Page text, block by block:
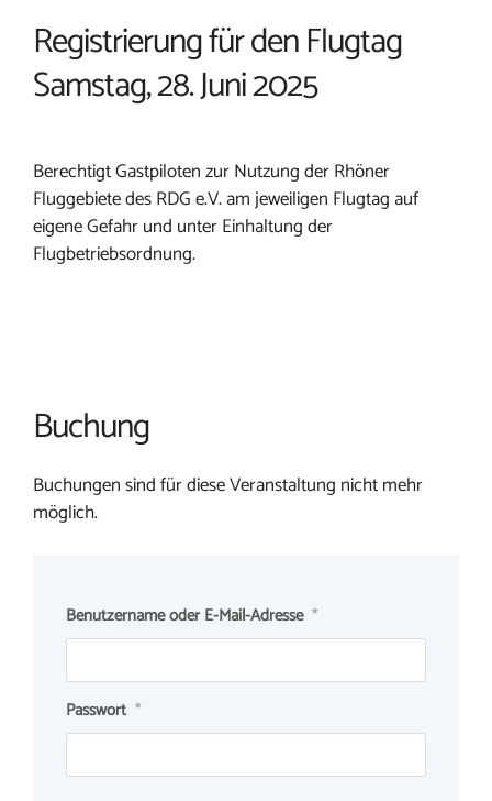
Registrierung für den Flugtag
Samstag, 28. Juni 2025
Berechtigt Gastpiloten zur Nutzung der Rhöner
Fluggebiete des RDG e.V. am jeweiligen Flugtag auf
eigene Gefahr und unter Einhaltung der
Flugbetriebsordnung.
Buchung
Buchungen sind für diese Veranstaltung nicht mehr
möglich.
Benutzername oder E-Mail-Adresse *
Passwort *